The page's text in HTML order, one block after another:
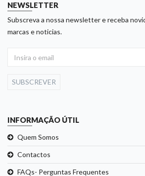
NEWSLETTER
Subscreva a nossa newsletter e receba
marcas e noticias.
SUBSCREVER
INFORMAÇÃO ÚTIL
Quem Somos
Contactos
FAQs- Perguntas Frequentes